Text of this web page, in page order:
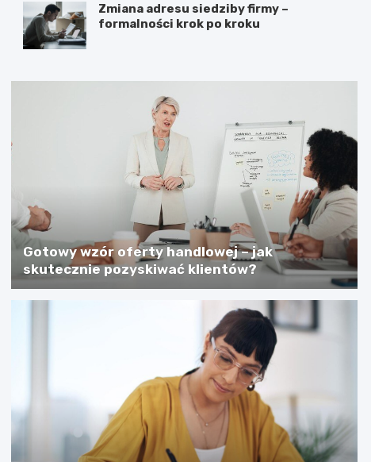
Zmiana adresu siedziby firmy –
formalności krok po kroku
Gotowy wzór oferty handlowej – jak
skutecznie pozyskiwać klientów?